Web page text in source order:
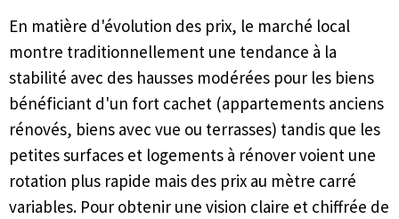
En matière d'évolution des prix, le marché local
montre traditionnellement une tendance à la
stabilité avec des hausses modérées pour les biens
bénéficiant d'un fort cachet (appartements anciens
rénovés, biens avec vue ou terrasses) tandis que les
petites surfaces et logements à rénover voient une
rotation plus rapide mais des prix au mètre carré
variables. Pour obtenir une vision claire et chiffrée de